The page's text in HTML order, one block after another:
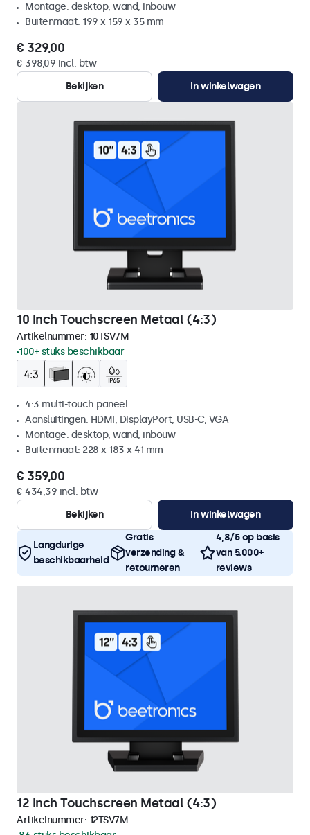
Montage: desktop, wand, inbouw
Buitenmaat: 199 x 159 x 35 mm
€ 329,00
€ 398,09 incl. btw
Bekijken
In winkelwagen
10 Inch Touchscreen Metaal (4:3)
Artikelnummer: 10TSV7M
100+ stuks beschikbaar
4:3 multi-touch paneel
Aansluitingen: HDMI, DisplayPort, USB-C, VGA
Montage: desktop, wand, inbouw
Buitenmaat: 228 x 183 x 41 mm
€ 359,00
€ 434,39 incl. btw
Bekijken
In winkelwagen
Langdurige
beschikbaarheid
Gratis
verzending &
retourneren
4,8/5 op basis
van 5.000+
reviews
12 Inch Touchscreen Metaal (4:3)
Artikelnummer: 12TSV7M